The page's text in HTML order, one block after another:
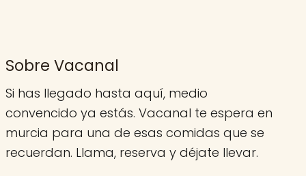
Sobre Vacanal
Si has llegado hasta aquí, medio
convencido ya estás. Vacanal te espera en
murcia para una de esas comidas que se
recuerdan. Llama, reserva y déjate llevar.